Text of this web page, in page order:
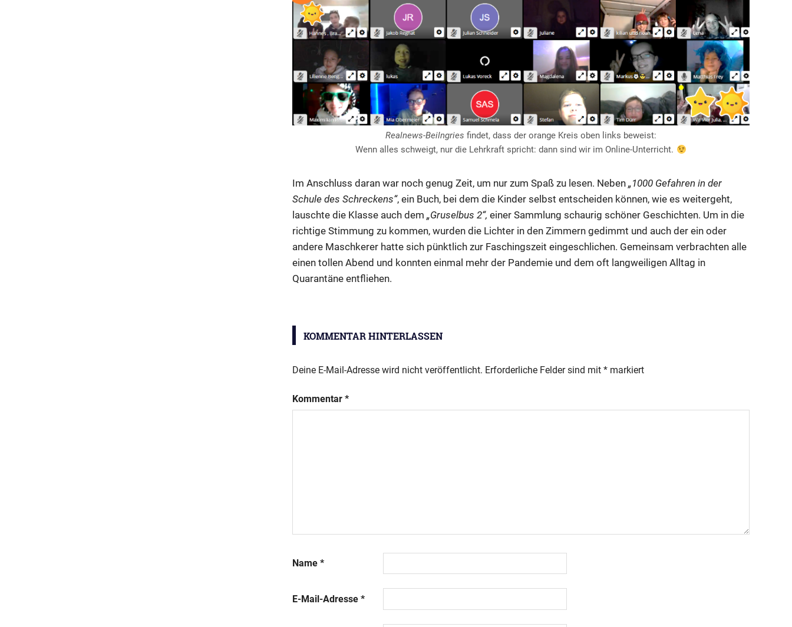
Realnews-Beilngries findet, dass der orange Kreis oben links beweist:
Wenn alles schweigt, nur die Lehrkraft spricht: dann sind wir im Online-Unterricht.
Im Anschluss daran war noch genug Zeit, um nur zum Spaß zu lesen. Neben „1000 Gefahren in der
Schule des Schreckens“, ein Buch, bei dem die Kinder selbst entscheiden können, wie es weitergeht,
lauschte die Klasse auch dem „Gruselbus 2“, einer Sammlung schaurig schöner Geschichten. Um in die
richtige Stimmung zu kommen, wurden die Lichter in den Zimmern gedimmt und auch der ein oder
andere Maschkerer hatte sich pünktlich zur Faschingszeit eingeschlichen. Gemeinsam verbrachten alle
einen tollen Abend und konnten einmal mehr der Pandemie und dem oft langweiligen Alltag in
Quarantäne entfliehen.
KOMMENTAR HINTERLASSEN
Deine E-Mail-Adresse wird nicht veröffentlicht. Erforderliche Felder sind mit * markiert
Kommentar *
Name *
E-Mail-Adresse *